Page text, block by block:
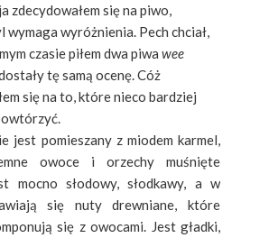
zdecydowałem się na piwo,
wyróżnienia. Pech chciał,
czasie piłem dwa piwa wee
tę samą ocenę. Cóż
się na to, które nieco bardziej
jest pomieszany z miodem karmel,
owoce i orzechy muśnięte
mocno słodowy, słodkawy, a w
się nuty drewniane, które
się z owocami. Jest gładki,